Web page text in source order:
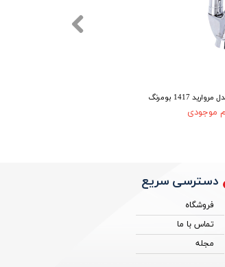
1417 بومرنگ
موجودی
دسترسی سریع
فروشگاه
تماس با ما
مجله